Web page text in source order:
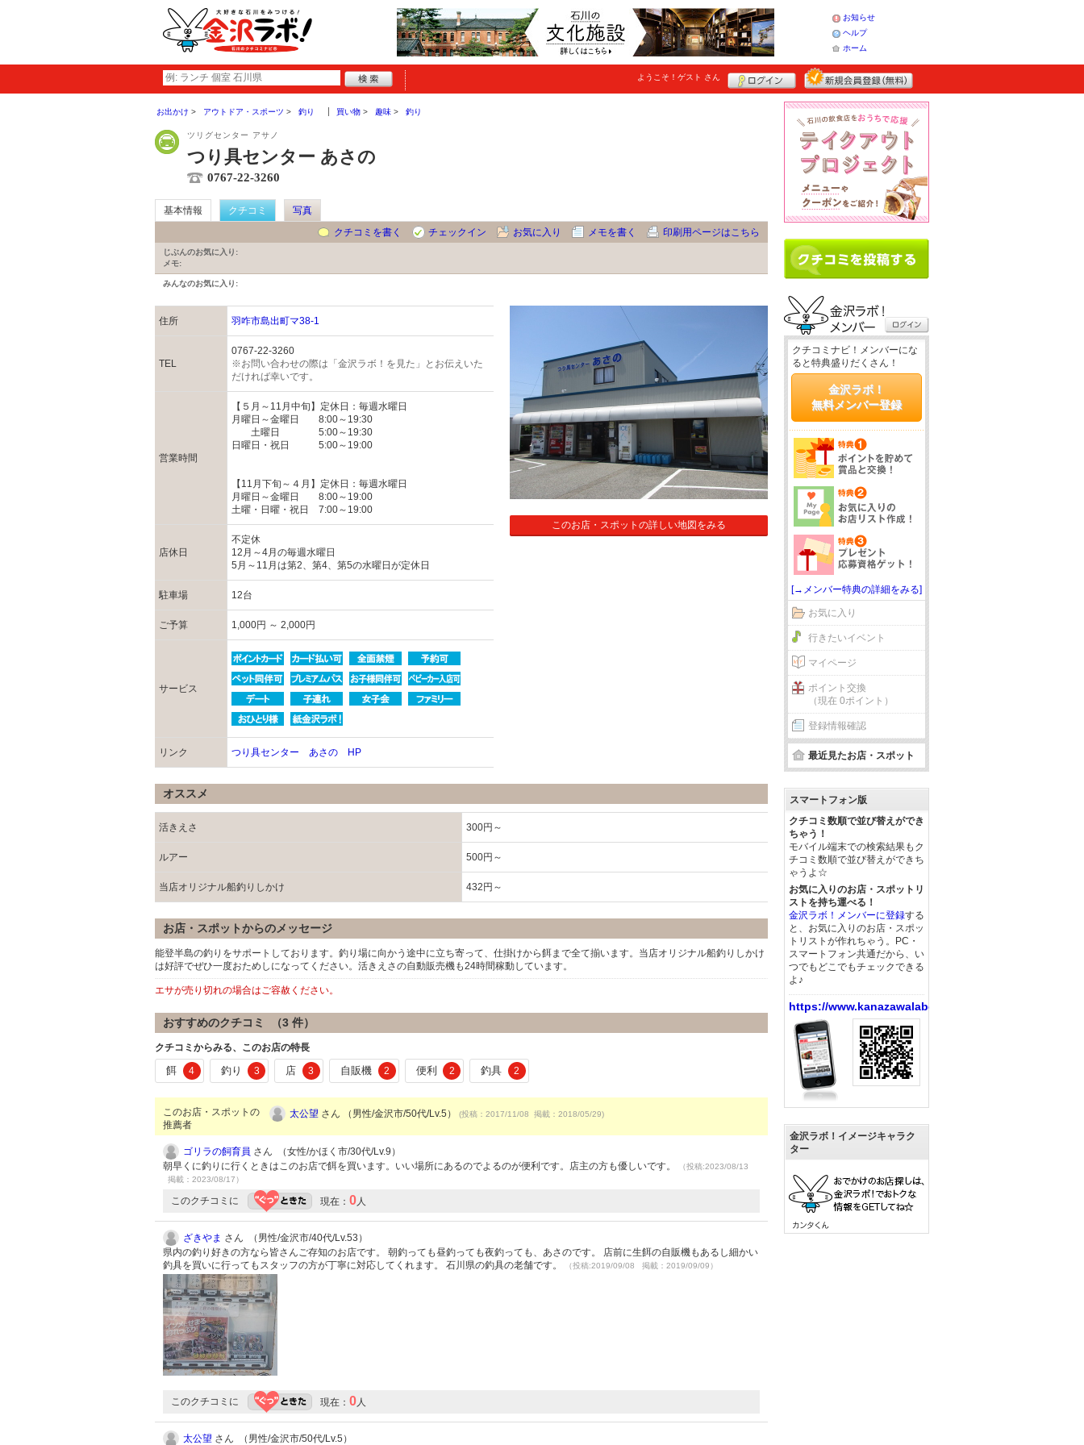
お知らせ
ヘルプ
ホーム
ようこそ！ ゲスト さん
お出かけ アウトドア・スポーツ 釣り 買い物 趣味 釣り
ツリグセンター アサノ
つり具センター あさの
0767-22-3260
基本情報 クチコミ
写真
クチコミを書く
チェックイン お気に入り メモを書く 印刷用ページはこちら
じぶんのお気に入り:
メモ:
みんなのお気に入り:
住所 羽咋市島出町マ38-1
TEL
0767-22-3260
※お問い合わせの際は「金沢ラボ！を見た」とお伝えいた
だければ幸いです。
営業時間
【５月～11月中旬】定休日：毎週水曜日
月曜日～金曜日 8:00～19:30
土曜日 5:00～19:30
日曜日・祝日 5:00～19:00
【11月下旬～４月】定休日：毎週水曜日
月曜日～金曜日 8:00～19:00
土曜・日曜・祝日 7:00～19:00
店休日
不定休
12月～4月の毎週水曜日
5月～11月は第2、第4、第5の水曜日が定休日
駐車場 12台
ご予算 1,000円 ～ 2,000円
サービス
リンク つり具センター あさの HP
このお店・スポットの詳しい地図をみる
オススメ
活きえさ 300円～
ルアー 500円～
当店オリジナル船釣りしかけ 432円～
お店・スポットからのメッセージ
能登半島の釣りをサポートしております。釣り場に向かう途中に立ち寄って、仕掛けから餌まで全て揃います。当店オリジナル船釣りしかけ
は好評でぜひ一度おためしになってください。活きえさの自動販売機も24時間稼動しています。
エサが売り切れの場合はご容赦ください。
おすすめのクチコミ （3 件）
クチコミからみる、このお店の特長
餌 4 釣り 3 店 3 自販機 2 便利 2 釣具 2
このお店・スポットの
推薦者
太公望 さん （男性/金沢市/50代/Lv.5） (投稿：2017/11/08 掲載：2018/05/29)
ゴリラの飼育員 さん （女性/かほく市/30代/Lv.9）
朝早くに釣りに行くときはこのお店で餌を買います。いい場所にあるのでよるのが便利です。店主の方も優しいです。
（投稿:2023/08/13
掲載：2023/08/17）
このクチコミに 現在： 0 人
ざきやま さん （男性/金沢市/40代/Lv.53）
県内の釣り好きの方なら皆さんご存知のお店です。 朝釣っても昼釣っても夜釣っても、あさのです。 店前に生餌の自販機もあるし細かい
釣具を買いに行ってもスタッフの方が丁寧に対応してくれます。 石川県の釣具の老舗です。
（投稿:2019/09/08 掲載：2019/09/09）
このクチコミに 現在： 0 人
太公望 さん （男性/金沢市/50代/Lv.5）
クチコミナビ！メンバーにな
ると特典盛りだくさん！
金沢ラボ！
無料メンバー登録
[→メンバー特典の詳細をみる]
お気に入り
行きたいイベント
マイページ
ポイント交換
（現在 0ポイント）
登録情報確認
最近見たお店・スポット
スマートフォン版
クチコミ数順で並び替えができ
ちゃう！
モバイル端末での検索結果もク
チコミ数順で並び替えができち
ゃうよ☆
お気に入りのお店・スポットリ
ストを持ち運べる！
金沢ラボ！メンバーに登録する
と、お気に入りのお店・スポッ
トリストが作れちゃう。PC・
スマートフォン共通だから、い
つでもどこでもチェックできる
よ♪
https://www.kanazawalabo.net/
金沢ラボ！イメージキャラク
ター